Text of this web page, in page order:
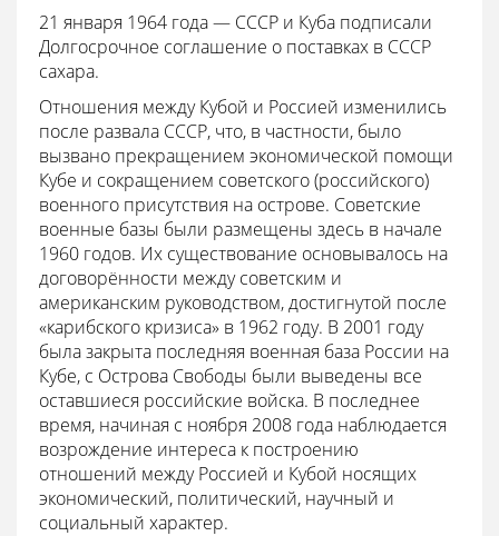
21 января 1964 года — СССР и Куба подписали
Долгосрочное соглашение о поставках в СССР
сахара.
Отношения между Кубой и Россией изменились
после развала СССР, что, в частности, было
вызвано прекращением экономической помощи
Кубе и сокращением советского (российского)
военного присутствия на острове. Советские
военные базы были размещены здесь в начале
1960 годов. Их существование основывалось на
договорённости между советским и
американским руководством, достигнутой после
«карибского кризиса» в 1962 году. В 2001 году
была закрыта последняя военная база России на
Кубе, с Острова Свободы были выведены все
оставшиеся российские войска. В последнее
время, начиная с ноября 2008 года наблюдается
возрождение интереса к построению
отношений между Россией и Кубой носящих
экономический, политический, научный и
социальный характер.